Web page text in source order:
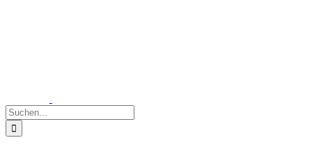
Suche
nach: